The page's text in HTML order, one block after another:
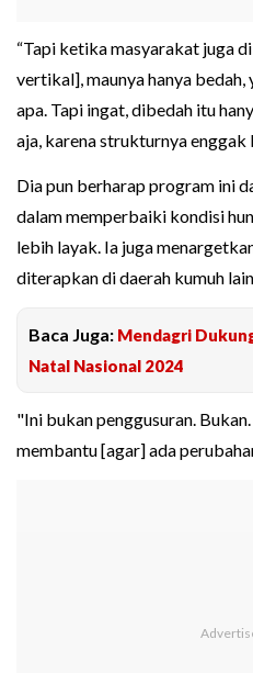
“Tapi ketika masyarakat juga
vertikal], maunya hanya bedah,
apa. Tapi ingat, dibedah itu
aja, karena strukturnya enggak
Dia pun berharap program ini
dalam memperbaiki kondisi
lebih layak. Ia juga
diterapkan di daerah kumuh
Baca Juga: Mendagri
Natal Nasional 2024
"Ini bukan penggusuran.
membantu [agar] ada